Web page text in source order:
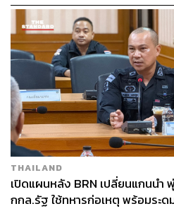
THAILAND
เปิดแผนหลัง BRN เปลี่ยนแกนนำ
กกล.รัฐ ใช้ทหารก่อเหตุ พร้อมระด